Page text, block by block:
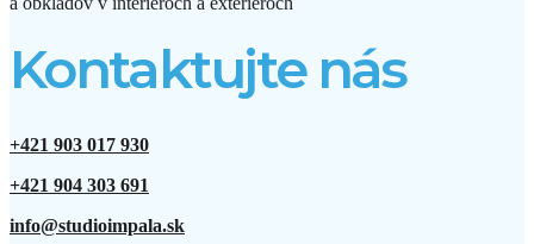
Kontaktujte nás
+421 903 017 930
+421 904 303 691
info@studioimpala.sk